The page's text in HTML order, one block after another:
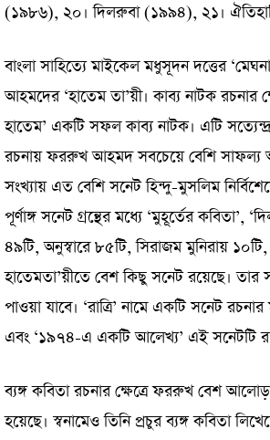
(১৯৮৬), ২০। দিলরুবা (১৯৯৪), ২১।
বাংলা সাহিত্যে মাইকেল মধুসূদন দত্তের
আহমদের ‘হাতেম তা’য়ী। কাব্য নাটক রচনার
হাতেম’ একটি সফল কাব্য নাটক। এটি
রচনায় ফররুখ আহমদ সবচেয়ে বেশি সাফল্য
সংখ্যায় এত বেশি সনেট হিন্দু-মুসলিম
পূর্ণাঙ্গ সনেট গ্রন্থের মধ্যে ‘মুহূর্তের কবিতা’,
৪৯টি, অনুস্বারে ৮৫টি, সিরাজম মুনিরায়
হাতেমতা’য়ীতে বেশ কিছু সনেট রয়েছে। তার
পাওয়া যাবে। ‘রাত্রি’ নামে একটি সনেট
এবং ‘১৯৭৪-এ একটি আলেখ্য’ এই সনেটটি
ব্যঙ্গ কবিতা রচনার ক্ষেত্রে ফররুখ বেশ
হয়েছে। স্বনামেও তিনি প্রচুর ব্যঙ্গ কবিতা